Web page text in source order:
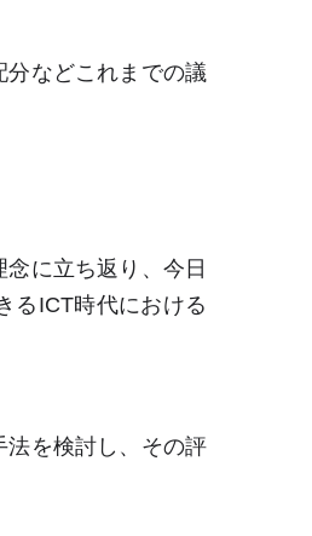
などこれまでの議
に立ち返り、今日
る ICT時代における
を検討し、その評